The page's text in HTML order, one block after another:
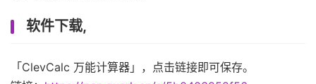
软件下载,
「ClevCalc 万能计算器」，点击链接即可保存。